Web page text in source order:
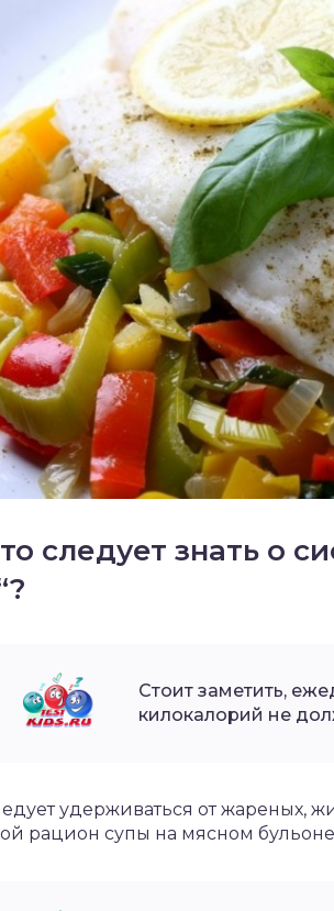
следует знать о
Стоит заметить,
килокалорий не
удерживаться от жареных,
рацион супы на мясном